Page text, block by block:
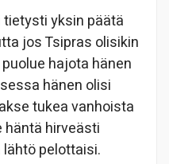
tietysti yksin päätä
jos Tsipras olisikin
hajota hänen
hänen olisi
tukea vanhoista
häntä hirveästi
pelottaisi.